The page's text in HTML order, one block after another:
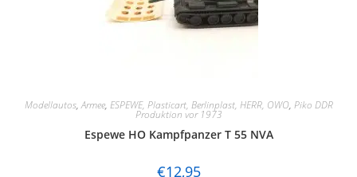
Modellautos,Armee, ESPEWE, Plasticart, Berlinplast, HERR, OWO, Piko DDR
Produktion vor 1973
Espewe HO Kampfpanzer T 55 NVA
€12,95